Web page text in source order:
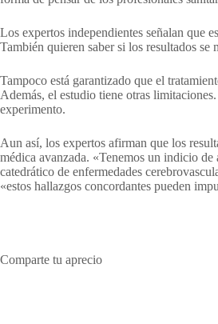
Los expertos independientes señalan que
También quieren saber si los resultados
Tampoco está garantizado que el
Además, el estudio tiene otras
experimento.
Aun así, los expertos afirman que los
médica avanzada. «Tenemos un indicio
catedrático de enfermedades
«estos hallazgos concordantes pueden
Comparte tu aprecio